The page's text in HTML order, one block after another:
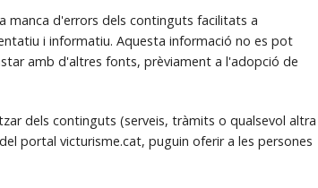
d'errors dels continguts facilitats a
i informatiu. Aquesta informació no es pot
amb d'altres fonts, prèviament a l'adopció de
dels continguts (serveis, tràmits o qualsevol altra
portal victurisme.cat, puguin oferir a les persones